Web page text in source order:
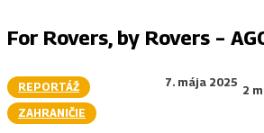
For Rovers, by Rovers –
REPORTÁŽ
ZAHRANIČIE
7. mája 2025
2